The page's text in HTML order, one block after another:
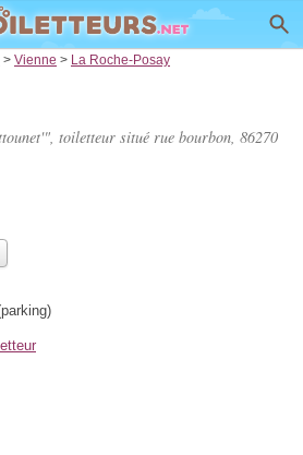
> Vienne > La Roche-Posay
toiletteur situé rue bourbon, 86270